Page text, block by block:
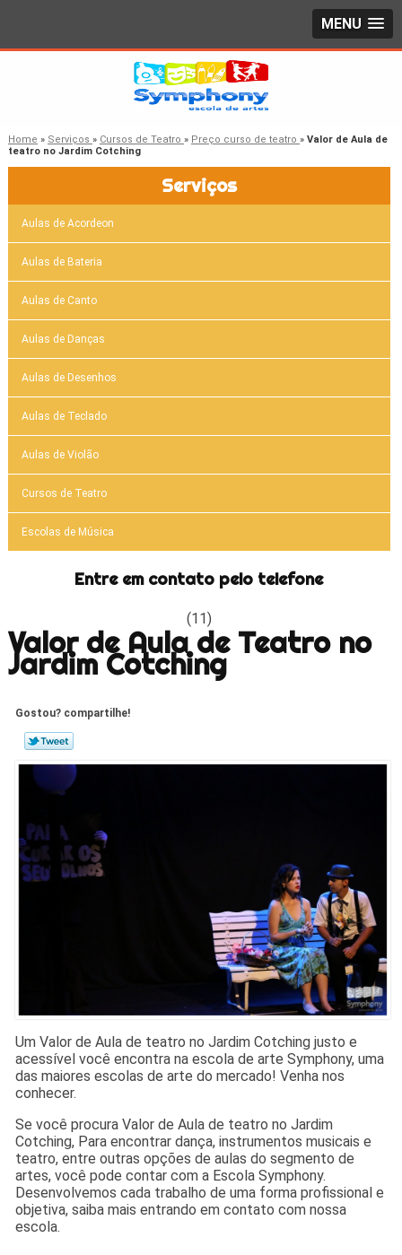
MENU
Home » Serviços » Cursos de Teatro » Preço curso de teatro » Valor de Aula de
teatro no Jardim Cotching
Serviços
Aulas de Acordeon
Aulas de Bateria
Aulas de Canto
Aulas de Danças
Aulas de Desenhos
Aulas de Teclado
Aulas de Violão
Cursos de Teatro
Escolas de Música
Entre em contato pelo telefone
(11)
Valor de Aula de Teatro no
Jardim Cotching
Gostou? compartilhe!
Um Valor de Aula de teatro no Jardim Cotching justo e
acessível você encontra na escola de arte Symphony, uma
das maiores escolas de arte do mercado! Venha nos
conhecer.
Se você procura Valor de Aula de teatro no Jardim
Cotching, Para encontrar dança, instrumentos musicais e
teatro, entre outras opções de aulas do segmento de
artes, você pode contar com a Escola Symphony.
Desenvolvemos cada trabalho de uma forma profissional e
objetiva, saiba mais entrando em contato com nossa
escola.